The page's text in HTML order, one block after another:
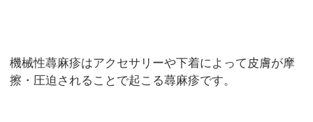
機械性蕁麻疹はアクセサリーや下着によって皮膚が摩
擦・圧迫されることで起こる蕁麻疹です。